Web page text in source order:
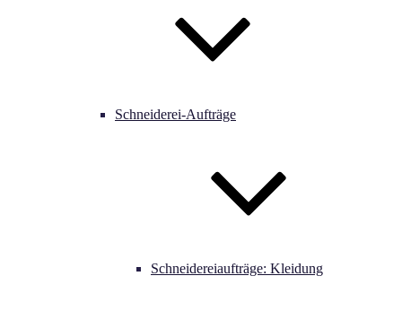
Schneiderei-Aufträge
Schneidereiaufträge: Kleidung